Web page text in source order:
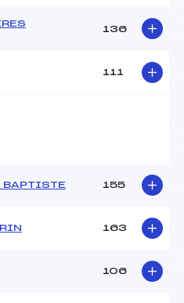
Quart de Finale ()
U14
136
111
BAPTISTE 155
163
106